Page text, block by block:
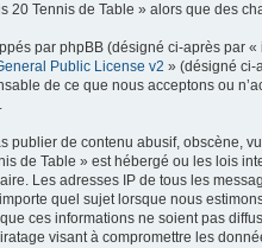
20 Tennis de Table » alors que des
par phpBB (désigné ci-après par
Public License v2 » (désigné ci-
de ce que nous acceptons ou
.
publier de contenu abusif, obscène,
de Table » est hébergé ou les lois
Les adresses IP de tous les
quel sujet lorsque nous
ces informations ne soient pas
visant à compromettre les